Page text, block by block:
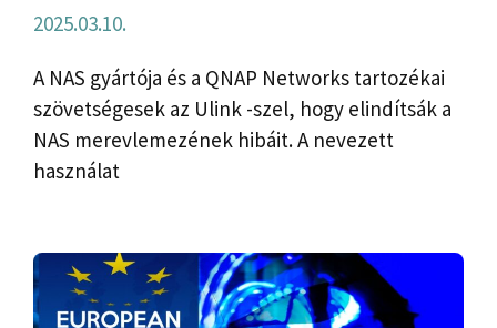
2025.03.10.
A NAS gyártója és a QNAP Networks tartozékai
szövetségesek az Ulink -szel, hogy elindítsák a
NAS merevlemezének hibáit. A nevezett
használat